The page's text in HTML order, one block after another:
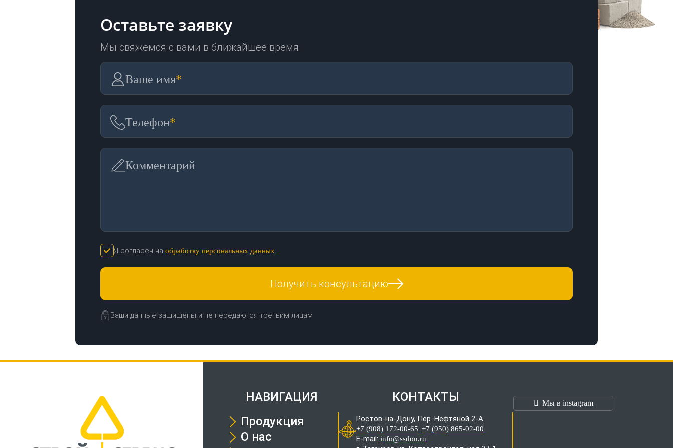
Оставьте заявку
Мы свяжемся с вами в ближайшее время
Ваше имя*
Телефон*
Комментарий
Я согласен на обработку персональных данных
Получить консультацию
Ваши данные защищены и не передаются третьим лицам
НАВИГАЦИЯ
Продукция
О нас
КОНТАКТЫ
Ростов-на-Дону, Пер. Нефтяной 2-А
+7 (908) 172-00-65. +7 (950) 865-02-00
E-mail: info@ssdon.ru
Мы в instagram